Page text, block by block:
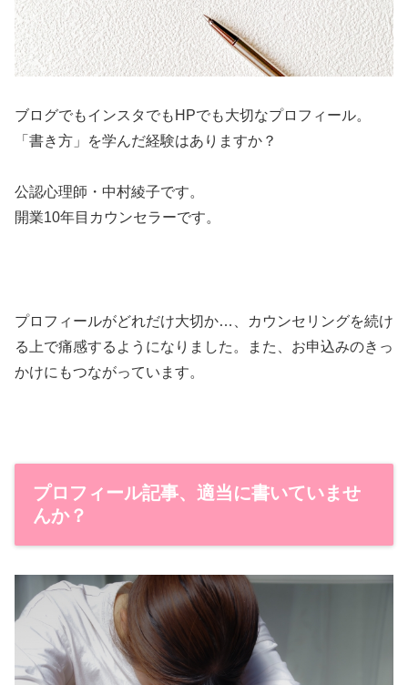
ブログでもインスタでもHPでも大切なプロフィール。
「書き方」を学んだ経験はありますか？
公認心理師・中村綾子です。
開業10年目カウンセラーです。
プロフィールがどれだけ大切か…、カウンセリングを続け
る上で痛感するようになりました。また、お申込みのきっ
かけにもつながっています。
プロフィール記事、適当に書いていませ
んか？